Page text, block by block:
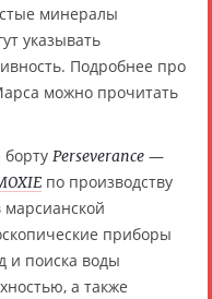
минералы
указывать
Подробнее про
можно прочитать
борту Perseverance —
по производству
марсианской
приборы
и поиска воды
а также